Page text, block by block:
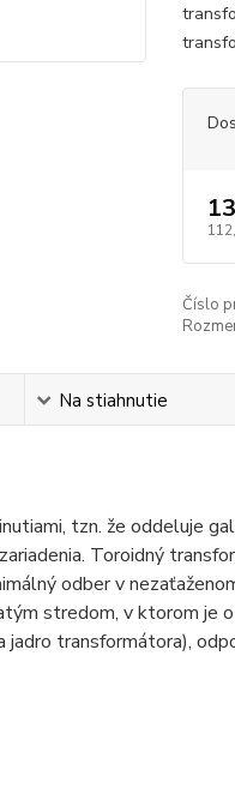
Číslo
Na stiahnutie
tzn. že oddeluje
Toroidný
odber v
stredom, v ktorom je
jadro transformátora),